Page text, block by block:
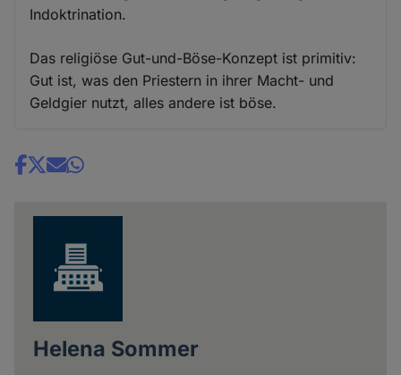
Indoktrination.
Das religiöse Gut-und-Böse-Konzept ist primitiv:
Gut ist, was den Priestern in ihrer Macht- und
Geldgier nutzt, alles andere ist böse.
Share
Helena Sommer